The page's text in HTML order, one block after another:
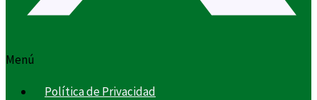
Menú
Política de Privacidad